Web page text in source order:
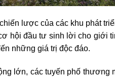
lược của các khu phát
hội đầu tư sinh lời cho giới
những giá trị độc đáo.
lớn, các tuyến phố thương